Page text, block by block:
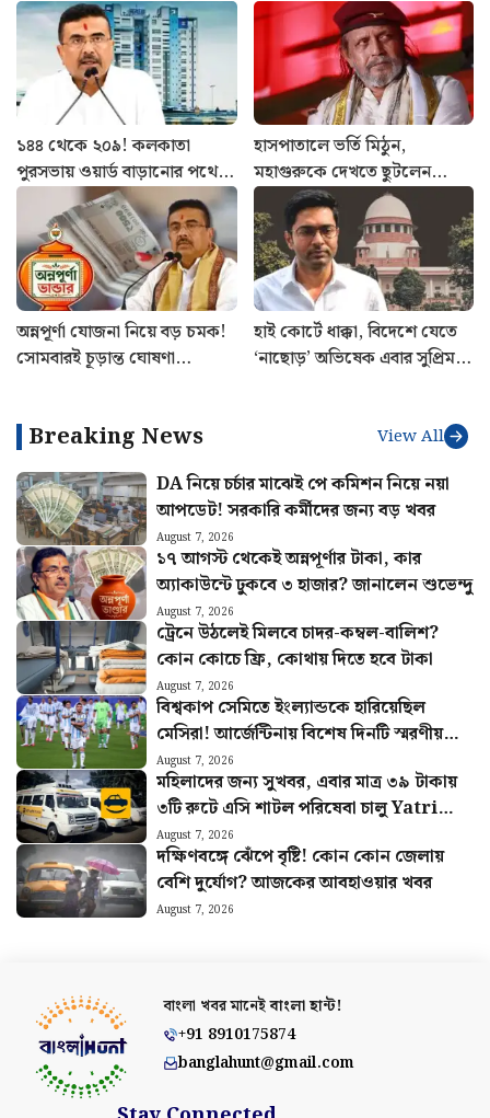
১৪৪ থেকে ২০৯! কলকাতা
পুরসভায় ওয়ার্ড বাড়ানোর পথে
রাজ্য
হাসপাতালে ভর্তি মিঠুন,
মহাগুরুকে দেখতে ছুটলেন
মুখ্যমন্ত্রী
অন্নপূর্ণা যোজনা নিয়ে বড় চমক!
সোমবারই চূড়ান্ত ঘোষণা
হাই কোর্টে ধাক্কা, বিদেশে যেতে
‘নাছোড়’ অভিষেক এবার সুপ্রিম
Breaking News View All
DA নিয়ে চর্চার মাঝেই পে কমিশন নিয়ে নয়া
আপডেট! সরকারি কর্মীদের জন্য বড় খবর
August 7, 2026
১৭ আগস্ট থেকেই অন্নপূর্ণার টাকা, কার
অ্যাকাউন্টে ঢুকবে ৩ হাজার? জানালেন শুভেন্দু
August 7, 2026
ট্রেনে উঠলেই মিলবে চাদর-কম্বল-বালিশ?
কোন কোচে ফ্রি, কোথায় দিতে হবে টাকা
August 7, 2026
বিশ্বকাপ সেমিতে ইংল্যান্ডকে হারিয়েছিল
মেসিরা! আর্জেন্টিনায় বিশেষ দিনটি স্মরণীয়
করে রাখতে নেওয়া হলো বড় উদ্যোগ
August 7, 2026
মহিলাদের জন্য সুখবর, এবার মাত্র ৩৯ টাকায়
৩টি রুটে এসি শাটল পরিষেবা চালু Yatri
Sathi-র
August 7, 2026
দক্ষিণবঙ্গে ঝেঁপে বৃষ্টি! কোন কোন জেলায়
বেশি দুর্যোগ? আজকের আবহাওয়ার খবর
August 7, 2026
বাংলা খবর মানেইবাংলা হান্ট!
+91 8910175874
banglahunt@gmail.com